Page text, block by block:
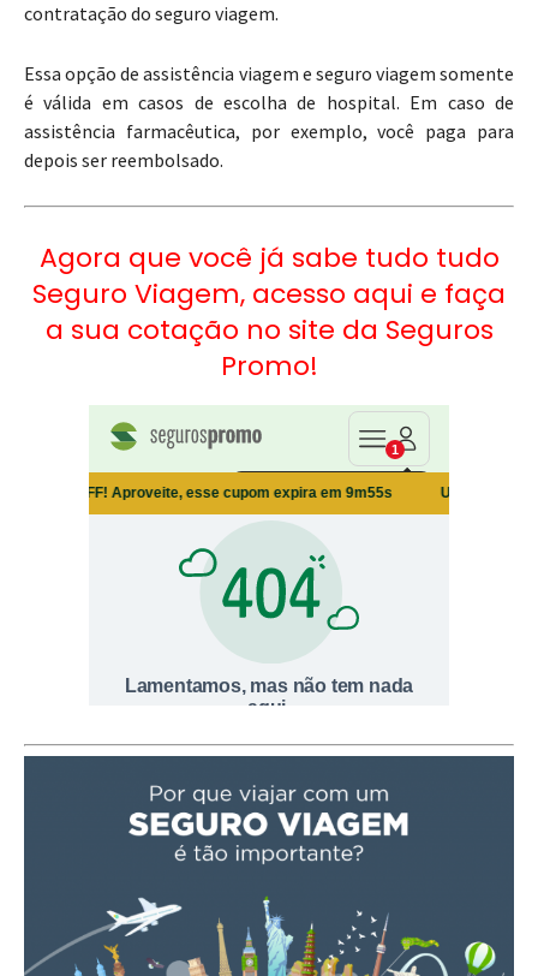
contratação do seguro viagem.
Essa opção de assistência viagem e seguro viagem somente
é válida em casos de escolha de hospital. Em caso de
assistência farmacêutica, por exemplo, você paga para
depois ser reembolsado.
Agora que você já sabe tudo tudo
Seguro Viagem, acesso aqui e faça
a sua cotação no site da Seguros
Promo!